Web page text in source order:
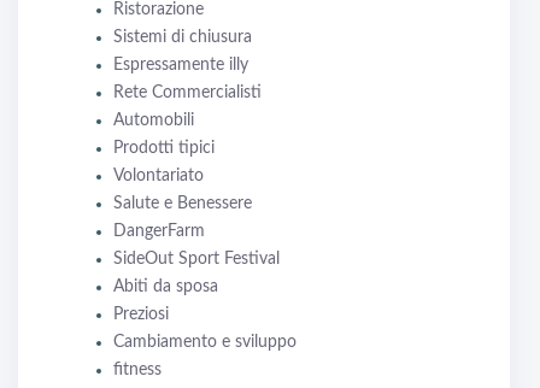
Ristorazione
Sistemi di chiusura
Espressamente illy
Rete Commercialisti
Automobili
Prodotti tipici
Volontariato
Salute e Benessere
DangerFarm
SideOut Sport Festival
Abiti da sposa
Preziosi
Cambiamento e sviluppo
fitness